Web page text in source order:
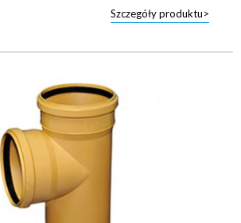
Szczegóły produktu>